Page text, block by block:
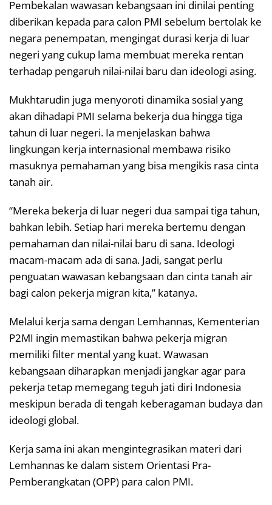
Pembekalan wawasan kebangsaan ini dinilai penting
diberikan kepada para calon PMI sebelum bertolak ke
negara penempatan, mengingat durasi kerja di luar
negeri yang cukup lama membuat mereka rentan
terhadap pengaruh nilai-nilai baru dan ideologi asing.
Mukhtarudin juga menyoroti dinamika sosial yang
akan dihadapi PMI selama bekerja dua hingga tiga
tahun di luar negeri. Ia menjelaskan bahwa
lingkungan kerja internasional membawa risiko
masuknya pemahaman yang bisa mengikis rasa cinta
tanah air.
“Mereka bekerja di luar negeri dua sampai tiga tahun,
bahkan lebih. Setiap hari mereka bertemu dengan
pemahaman dan nilai-nilai baru di sana. Ideologi
macam-macam ada di sana. Jadi, sangat perlu
penguatan wawasan kebangsaan dan cinta tanah air
bagi calon pekerja migran kita,” katanya.
Melalui kerja sama dengan Lemhannas, Kementerian
P2MI ingin memastikan bahwa pekerja migran
memiliki filter mental yang kuat. Wawasan
kebangsaan diharapkan menjadi jangkar agar para
pekerja tetap memegang teguh jati diri Indonesia
meskipun berada di tengah keberagaman budaya dan
ideologi global.
Kerja sama ini akan mengintegrasikan materi dari
Lemhannas ke dalam sistem Orientasi Pra-
Pemberangkatan (OPP) para calon PMI.